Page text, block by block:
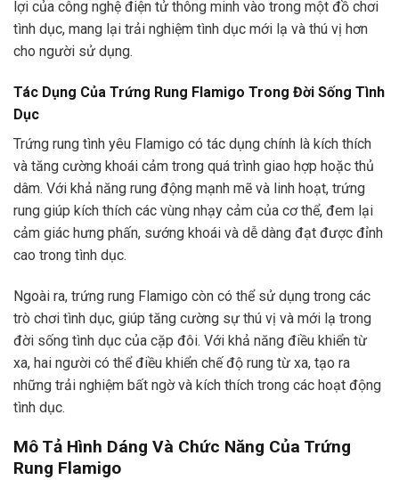
lợi của công nghệ điện tử thông minh vào trong một đồ chơi
tình dục, mang lại trải nghiệm tình dục mới lạ và thú vị hơn
cho người sử dụng.
Tác Dụng Của Trứng Rung Flamigo Trong Đời Sống Tình
Dục
Trứng rung tình yêu Flamigo có tác dụng chính là kích thích
và tăng cường khoái cảm trong quá trình giao hợp hoặc thủ
dâm. Với khả năng rung động mạnh mẽ và linh hoạt, trứng
rung giúp kích thích các vùng nhạy cảm của cơ thể, đem lại
cảm giác hưng phấn, sướng khoái và dễ dàng đạt được đỉnh
cao trong tình dục.
Ngoài ra, trứng rung Flamigo còn có thể sử dụng trong các
trò chơi tình dục, giúp tăng cường sự thú vị và mới lạ trong
đời sống tình dục của cặp đôi. Với khả năng điều khiển từ
xa, hai người có thể điều khiển chế độ rung từ xa, tạo ra
những trải nghiệm bất ngờ và kích thích trong các hoạt động
tình dục.
Mô Tả Hình Dáng Và Chức Năng Của Trứng
Rung Flamigo